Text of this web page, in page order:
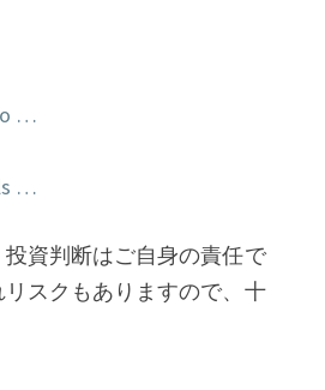
…
…
資判断はご自身の責任で
スクもありますので、十